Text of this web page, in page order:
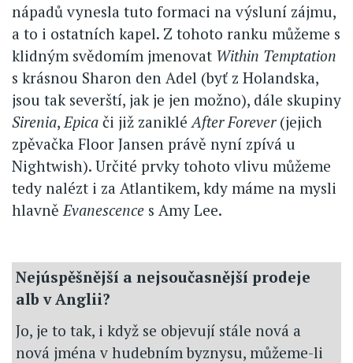
nápadů vynesla tuto formaci na výsluní zájmu,
a to i ostatních kapel. Z tohoto ranku můžeme s
klidným svědomím jmenovat Within Temptation
s krásnou Sharon den Adel (byť z Holandska,
jsou tak severští, jak je jen možno), dále skupiny
Sirenia, Epica či již zaniklé After Forever(jejich
zpěvačka Floor Jansen právě nyní zpívá u
Nightwish). Určité prvky tohoto vlivu můžeme
tedy nalézt i za Atlantikem, kdy máme na mysli
hlavně Evanescence s Amy Lee.
Nejúspěšnější a nejsoučasnější prodeje
alb v Anglii?
Jo, je to tak, i když se objevují stále nová a
nová jména v hudebním byznysu, můžeme-li